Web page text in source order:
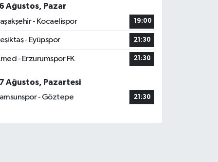
Ağustos, Pazar
- Kocaelispor
19:00
- Eyüpspor 21:30
- Erzurumspor FK 21:30
Ağustos, Pazartesi
- Göztepe
21:30